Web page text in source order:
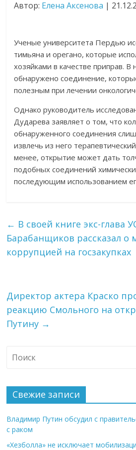
Автор: Елена Аксенова |
Ученые университета Пердью
тимьяна и орегано, которые
хозяйками в качестве приправ. В
обнаружено соединение,
полезным при лечении
Однако руководитель
Дударева заявляет о том, что
обнаруженного соединения
извлечь из него
менее, открытие может дать
подобных соединений
последующим использованием
← В своей книге экс-глава
Барабанщиков рассказал о
коррупцией на госзакупках
Директор актера Краско
реакцию Смольного на
Путину →
Свежие записи
Владимир Путин обсудил с
с раком
«Хезболла» не исключает